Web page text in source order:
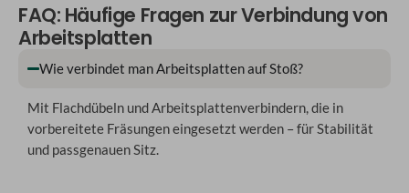
FAQ: Häufige Fragen zur Verbindung von
Arbeitsplatten
Wie verbindet man Arbeitsplatten auf Stoß?
Mit Flachdübeln und Arbeitsplattenverbindern, die in
vorbereitete Fräsungen eingesetzt werden – für Stabilität
und passgenauen Sitz.